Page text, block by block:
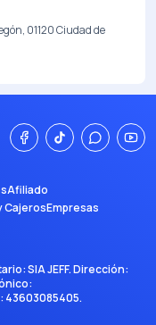
01120 Ciudad de
Afiliado
CajerosEmpresas
SIA JEFF. Dirección:
43603085405.